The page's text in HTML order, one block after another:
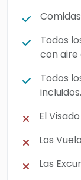
Todos
con aire
Todos
incluidos.
El
Los
Las